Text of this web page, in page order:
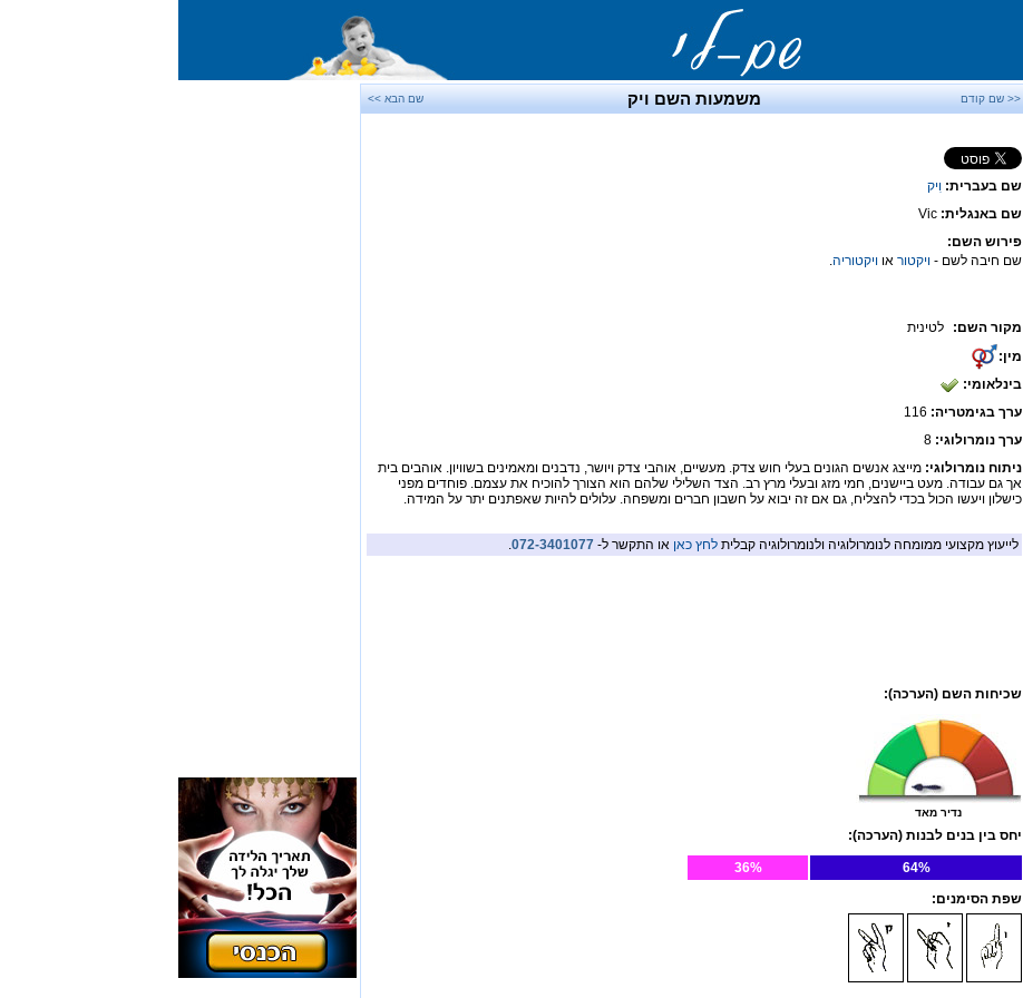
<< שם קודם משמעות השם ויק שם הבא >>
שם בעברית: וִיק
שם באנגלית: Vic
פירוש השם:
שם חיבה לשם - ויקטור או ויקטוריה.
מקור השם:
לטינית
מין:
בינלאומי:
ערך בגימטריה:
ערך נומרולוגי: 8
ניתוח נומרולוגי: מייצג אנשים הגונים בעלי חוש צדק. מעשיים, אוהבי צדק ויושר, נדבנים ומאמינים בשוויון. אוהבים בית
אך גם עבודה. מעט ביישנים, חמי מזג ובעלי מרץ רב. הצד השלילי שלהם הוא הצורך להוכיח את עצמם. פוחדים מפני
כישלון ויעשו הכול בכדי להצליח, גם אם זה יבוא על חשבון חברים ומשפחה. עלולים להיות שאפתנים יתר על המידה.
לייעוץ מקצועי ממומחה לנומרולוגיה ולנומרולוגיה קבלית לחץ כאן או התקשר ל- 072-3401077
.
שכיחות השם (הערכה):
נדיר מאד
יחס בין בנים לבנות (הערכה):
64%
36%
שפת הסימנים: